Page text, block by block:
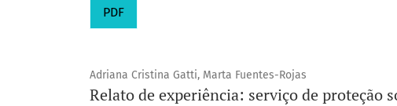
PDF
Adriana Cristina Gatti, Marta Fuentes-Rojas
Relato de experiência: serviço de proteção